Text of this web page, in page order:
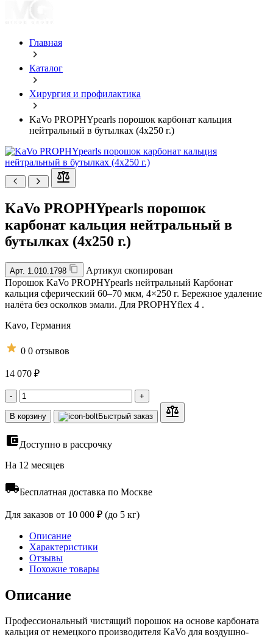
Главная
Каталог
Хирургия и профилактика
KaVo PROPHYpearls порошок карбонат кальция
нейтральный в бутылках (4x250 г.)
KaVo PROPHYpearls порошок
карбонат кальция нейтральный в
бутылках (4x250 г.)
Арт. 1.010.1798
Артикул скопирован
Порошок KaVo PROPHYpearls нейтральный Карбонат
кальция сферический 60–70 мкм, 4×250 г. Бережное удаление
налёта без осколков эмали. Для PROPHYflex 4 .
Kavo, Германия
0 0 отзывов
14 070 ₽
- +
В корзину Быстрый заказ
Доступно в рассрочку
На 12 месяцев
Бесплатная доставка по Москве
Для заказов от 10 000 ₽ (до 5 кг)
Описание
Характеристики
Отзывы
Похожие товары
Описание
Профессиональный чистящий порошок на основе карбоната
кальция от немецкого производителя KaVo для воздушно-